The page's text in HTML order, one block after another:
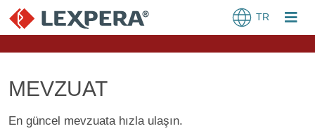
TR
MEVZUAT
En güncel mevzuata hızla ulaşın.